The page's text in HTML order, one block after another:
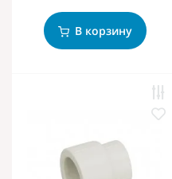
В корзину